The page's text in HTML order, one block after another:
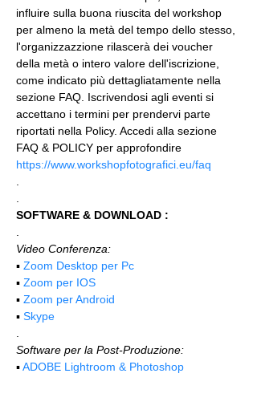
influire sulla buona riuscita del workshop
per almeno la metà del tempo dello stesso,
l'organizzazzione rilascerà dei voucher
della metà o intero valore dell'iscrizione,
come indicato più dettagliatamente nella
sezione FAQ. Iscrivendosi agli eventi si
accettano i termini per prendervi parte
riportati nella Policy. Accedi alla sezione
FAQ & POLICY per approfondire
https://www.workshopfotografici.eu/faq
SOFTWARE & DOWNLOAD :
Video Conferenza:
▪️ Zoom Desktop per Pc
▪️ Zoom per IOS
▪️ Zoom per Android
▪️ Skype
Software per la Post-Produzione:
▪️ ADOBE Lightroom & Photoshop